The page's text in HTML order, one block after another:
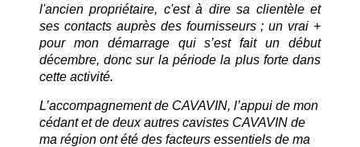
l'ancien propriétaire, c'est à dire sa clientèle et
ses contacts auprès des fournisseurs ; un vrai +
pour mon démarrage qui s’est fait un début
décembre, donc sur la période la plus forte dans
cette activité.
L’accompagnement de CAVAVIN, l’appui de mon
cédant et de deux autres cavistes CAVAVIN de
ma région ont été des facteurs essentiels de ma